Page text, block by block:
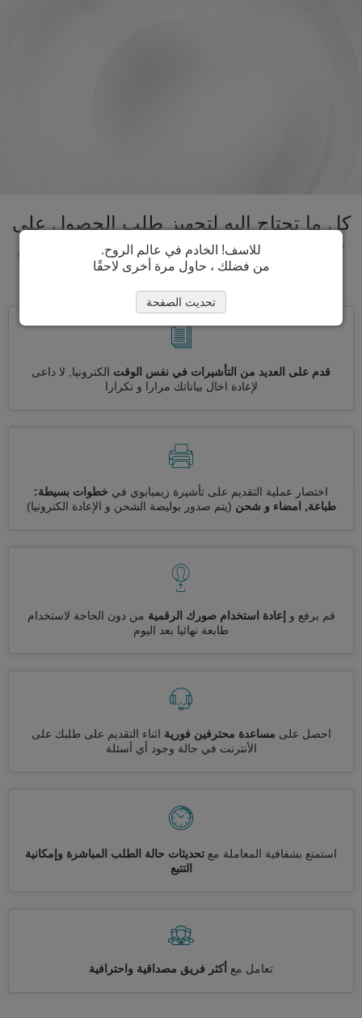
كل ما تحتاج اليه لتجهيز طلب الحصول على
تأشيرة زيمبابوي تحت سقف واحد. تسريع
عملية الحصول على تأشيرة زيمبابوي
قدم على العديد من التأشيرات في نفس الوقت الكترونيا, لا داعى
لإعادة اخال بياناتك مرارا و تكرارا
اختصار عملية التقديم على تأشيرة زيمبابوي في خطوات بسيطة:
طباعة, امضاء و شحن (يتم صدور بوليصة الشحن و الإعادة الكترونيا)
قم برفع و إعادة استخدام صورك الرقمية من دون الحاجة لاستخدام
طابعة نهائيا بعد اليوم
احصل على مساعدة محترفين فورية اثناء التقديم على طلبك على
الأنترنت في حالة وجود أي أسئلة
استمتع بشفافية المعاملة مع تحديثات حالة الطلب المباشرة وإمكانية
التتبع
تعامل مع أكثر فريق مصداقية واحترافية
للاسف! الخادم في عالم الروح.
من فضلك ، حاول مرة أخرى لاحقًا
تحديث الصفحة